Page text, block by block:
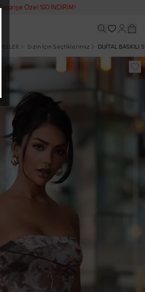
Özel %10 İNDİRİM!
Sizin İçin Seçtiklerimiz DİJİTAL BASKILI